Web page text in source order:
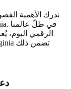
الرقمي اليوم،